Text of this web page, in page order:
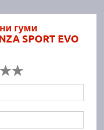
гуми
SPORT EVO